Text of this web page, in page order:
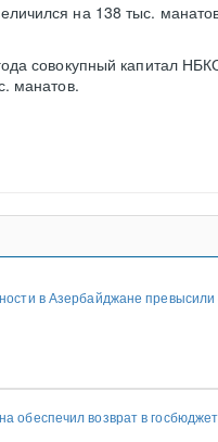
на 138 тыс.
совокупный капитал
манатов.
в Азербайджане
обеспечил возврат в